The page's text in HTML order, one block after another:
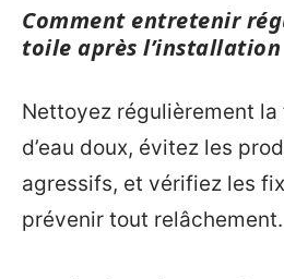
Comment entretenir
toile après l’installation
Nettoyez régulièrement
d’eau doux, évitez les
agressifs, et vérifiez les
prévenir tout relâchement.